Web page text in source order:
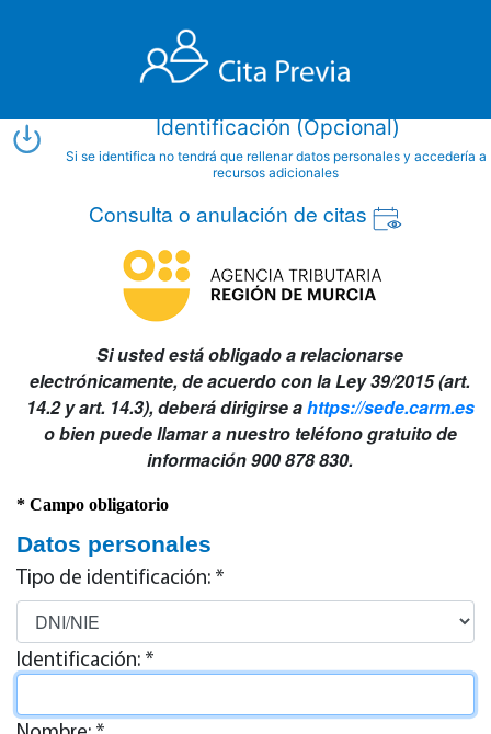
Identificación (Opcional)
Si se identifica no tendrá que rellenar datos personales y accedería a
recursos adicionales
Consulta o anulación de citas
Si usted está obligado a relacionarse
electrónicamente, de acuerdo con la Ley 39/2015 (art.
14.2 y art. 14.3), deberá dirigirse ahttps://sede.carm.es
o bien puede llamar a nuestro teléfono gratuito de
información 900 878 830.
* Campo obligatorio
Datos personales
Tipo de identificación: *
Identificación: *